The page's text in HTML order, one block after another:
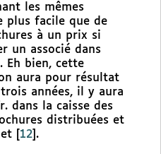
les mêmes
plus facile que de
à un prix si
un associé dans
Eh bien, cette
aura pour résultat
trois années, il y aura
dans la caisse des
distribuées et
12 .